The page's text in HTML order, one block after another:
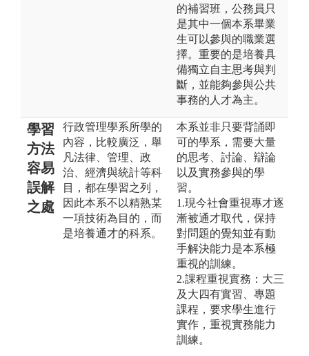
的補習班，公務員只
是其中一個本系畢業
生可以參與的職業選
擇。重要的是培養具
備獨立自主思考與判
斷，並能夠參與公共
事務的人才為主。
學習
方法
容易
誤解
之處
行政管理學系所學的
內容，比較廣泛，舉
凡法律、管理、政
治、經濟與統計等科
目，都在學習之列，
因此本系不以精熟某
一項技術為目的，而
是培養通才的科系。
本系並非只要背誦即
可的學系，需要大量
的思考、討論、辯論
以及實務參與的學
習。
1.現今社會重視專才逐
漸被通才取代，保持
對問題的覺知並有動
手解決能力是本系極
重視的訓練。
2.課程重視實務：大三
及大四有實習、專題
課程，要求學生進行
實作，重視實務能力
訓練。